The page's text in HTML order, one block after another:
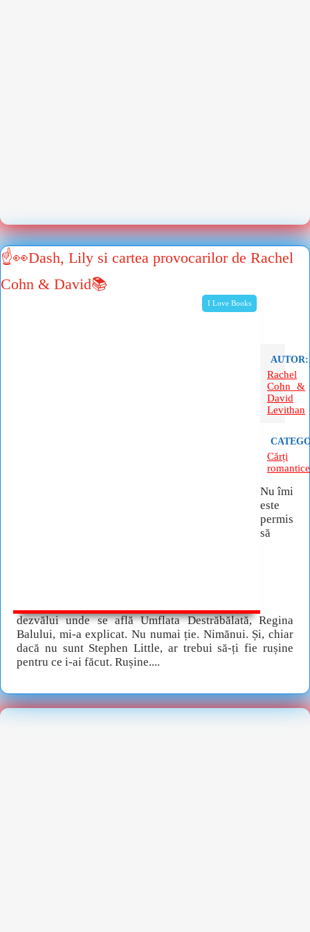
I Love Books
☝👀Dash, Lily si cartea provocarilor de Rachel
Cohn & David📚
AUTOR:
Rachel
Cohn &
David
Levithan
Cărți
romantice
Nu îmi
este
permis
să
dezvălui unde se află Umflata Destrăbălată, Regina
Balului, mi-a explicat. Nu numai ție. Nimănui. Și, chiar
dacă nu sunt Stephen Little, ar trebui să-ți fie rușine
pentru ce i-ai făcut. Rușine....